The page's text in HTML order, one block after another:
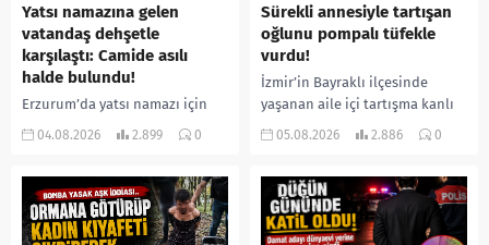
Yatsı namazına gelen
vatandaş dehşetle
karşılaştı: Camide asılı
halde bulundu!
Erzurum’da yatsı namazı için
camiye gelen bir vatandaş,
yerine sevk edilen...
04.08.2026 2.899 0
Sürekli annesiyle tartışan
oğlunu pompalı tüfekle
vurdu!
İzmir’in Bayraklı ilçesinde
yaşanan aile içi tartışma kanlı
bitti. İddiaya göre, uzun süredir
05.08.2026 2.886 0